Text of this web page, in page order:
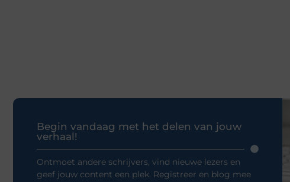
Begin vandaag met het delen van jouw
verhaal!
Ontmoet andere schrijvers, vind nieuwe lezers en
geef jouw content een plek. Registreer en blog mee